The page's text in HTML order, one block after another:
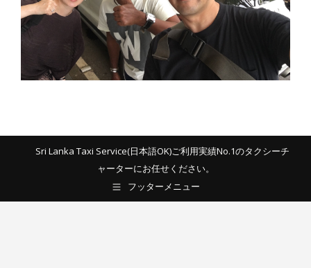
Sri Lanka Taxi Service(日本語OK)ご利用実績No.1のタクシーチ
ャーターにお任せください。
フッターメニュー